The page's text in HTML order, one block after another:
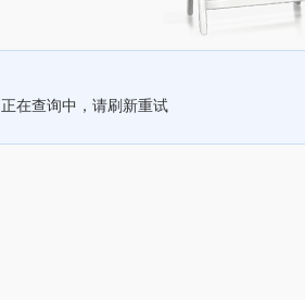
正在查询中，请刷新重试